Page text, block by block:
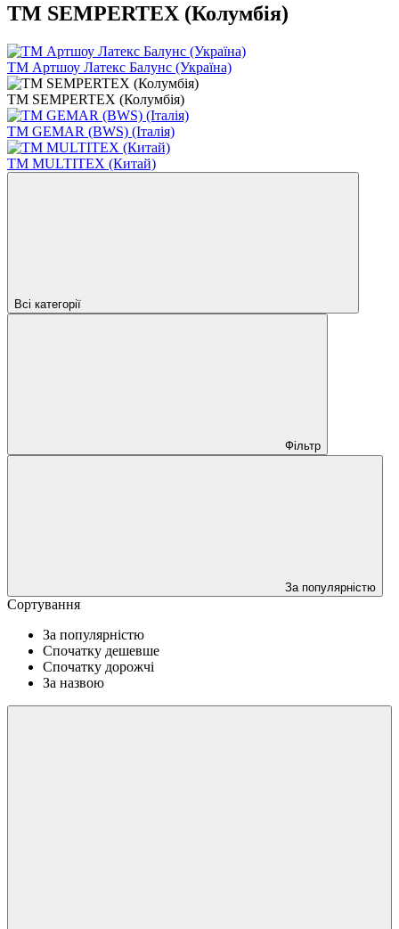
ТМ SEMPERTEX (Колумбія)
ТМ Артшоу Латекс Балунс (Україна)
ТМ SEMPERTEX (Колумбія)
ТМ GEMAR (BWS) (Італія)
ТМ MULTITEX (Китай)
Всі категорії
Фільтр
За популярністю
Сортування
За популярністю
Спочатку дешевше
Спочатку дорожчі
За назвою